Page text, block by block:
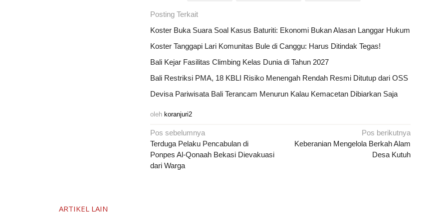
Posting Terkait
Koster Buka Suara Soal Kasus Baturiti: Ekonomi Bukan Alasan Langgar Hukum
Koster Tanggapi Lari Komunitas Bule di Canggu: Harus Ditindak Tegas!
Bali Kejar Fasilitas Climbing Kelas Dunia di Tahun 2027
Bali Restriksi PMA, 18 KBLI Risiko Menengah Rendah Resmi Ditutup dari OSS
Devisa Pariwisata Bali Terancam Menurun Kalau Kemacetan Dibiarkan Saja
oleh koranjuri2
Navigasi
pos
Pos sebelumnya
Terduga Pelaku Pencabulan di
Ponpes Al-Qonaah Bekasi Dievakuasi
dari Warga
Pos berikutnya
Keberanian Mengelola Berkah Alam
Desa Kutuh
ARTIKEL LAIN